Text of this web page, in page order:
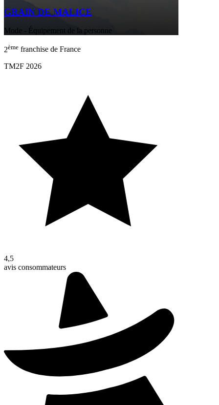
GRAIN DE MALICE
Mode - Équipement de la personne
2ème franchise de France
TM2F 2026
4,5
avis consommateurs